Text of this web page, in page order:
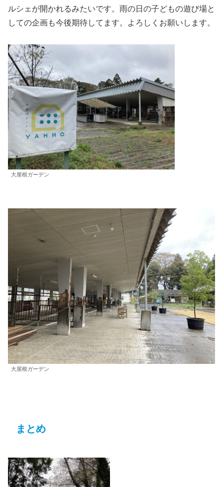
ルシェが開かれるみたいです。雨の日の子どもの遊び場と
しての企画も今後期待してます。よろしくお願いします。
大屋根ガーデン
大屋根ガーデン
まとめ